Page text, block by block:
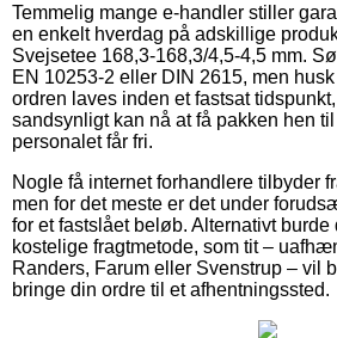
Temmelig mange e-handler stiller
en enkelt hverdag på adskillige
Svejsetee 168,3-168,3/4,5-4,5 mm.
EN 10253-2 eller DIN 2615, men
ordren laves inden et fastsat
sandsynligt kan nå at få pakken hen
personalet får fri.
Nogle få internet forhandlere tilbyder
men for det meste er det under
for et fastslået beløb. Alternativt
kostelige fragtmetode, som tit –
Randers, Farum eller Svenstrup – vil
bringe din ordre til et afhentningssted.